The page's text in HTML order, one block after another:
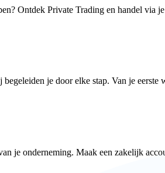
Ontdek Private Trading en handel via
je door elke stap. Van je eerste
je onderneming. Maak een zakelijk